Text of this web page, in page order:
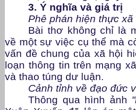
3. Ý nghĩa và giá trị
Phê phán hiện thực xã
Bài thơ không chỉ là
về một sự việc cụ thể mà
vấn đề chung của xã hội
loạn thông tin trên mạng
và thao túng dư luận.
Cảnh tỉnh về đạo đức
Thông qua hình ảnh